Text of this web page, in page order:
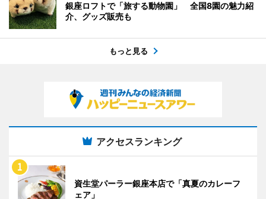
銀座ロフトで「旅する動物園」 全国8園の魅力紹
介、グッズ販売も
もっと見る
アクセスランキング
資生堂パーラー銀座本店で「真夏のカレーフ
ェア」